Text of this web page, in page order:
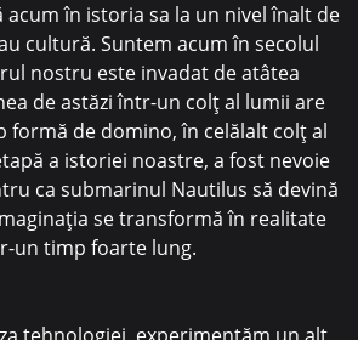
acum în istoria sa la un nivel înalt de
cultură. Suntem acum în secolul
nostru este invadat de atâtea
de astăzi într-un colț al lumii are
formă de domino, în celălalt colț al
a istoriei noastre, a fost nevoie
ca submarinul Nautilus să devină
se transformă în realitate
un timp foarte lung.